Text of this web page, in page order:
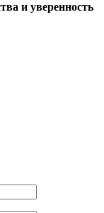
и уверенность